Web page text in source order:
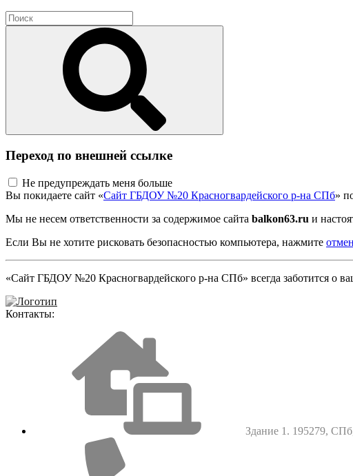
Переход по внешней ссылке
Не предупреждать меня больше
Вы покидаете сайт «Сайт ГБДОУ №20 Красногвардейского р-на СПб»
Мы не несем ответственности за содержимое сайта balkon63.ru и
Если Вы не хотите рисковать безопасностью компьютера, нажмите
«Сайт ГБДОУ №20 Красногвардейского р-на СПб» всегда заботится о
Контакты:
Здание 1. 195279,